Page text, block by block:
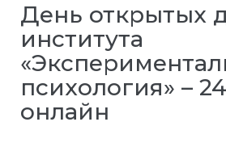
День открытых
института
психология» –
онлайн